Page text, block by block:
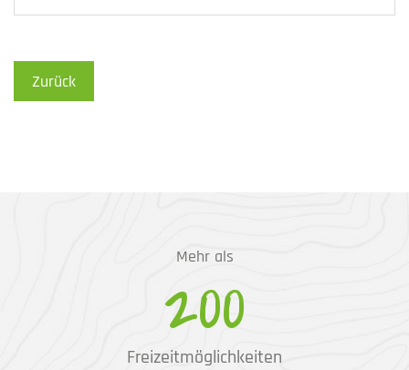
Zurück
Mehr als
200
Freizeitmöglichkeiten